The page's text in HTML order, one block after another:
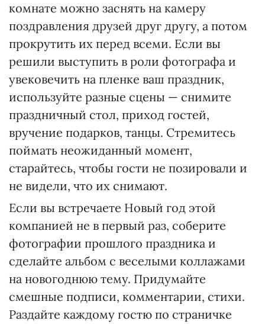
комнате можно заснять на камеру
поздравления друзей друг другу, а потом
прокрутить их перед всеми. Если вы
решили выступить в роли фотографа и
увековечить на пленке ваш праздник,
используйте разные сцены — снимите
праздничный стол, приход гостей,
вручение подарков, танцы. Стремитесь
поймать неожиданный момент,
старайтесь, чтобы гости не позировали и
не видели, что их снимают.
Если вы встречаете Новый год этой
компанией не в первый раз, соберите
фотографии прошлого праздника и
сделайте альбом с веселыми коллажами
на новогоднюю тему. Придумайте
смешные подписи, комментарии, стихи.
Раздайте каждому гостю по страничке